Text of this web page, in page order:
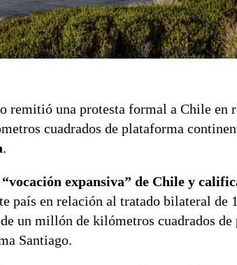
remitió una protesta formal a Chile en
cuadrados de plataforma
.
expansiva” de Chile y
país en relación al tratado bilateral
un millón de kilómetros cuadrados
Santiago.